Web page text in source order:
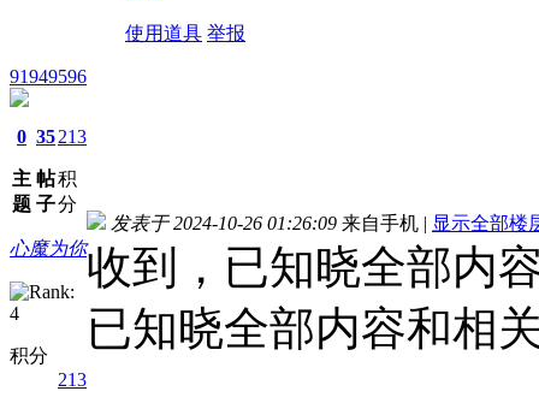
使用道具 举报
91949596
0
主
题
35
帖
子
213
积
分
心魔为你
积分
213
发表于 2024-10-26 01:26:09 来自手机 | 显示全部楼
收到，已知晓全部内
已知晓全部内容和相